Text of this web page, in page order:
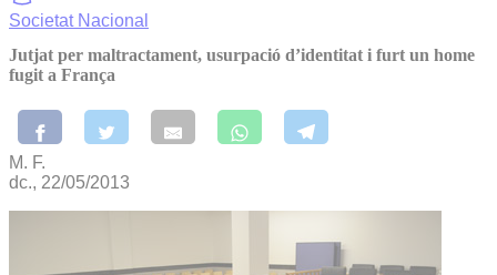
Societat Nacional
Jutjat per maltractament, usurpació d’identitat i furt un home
fugit a França
M. F.
dc., 22/05/2013